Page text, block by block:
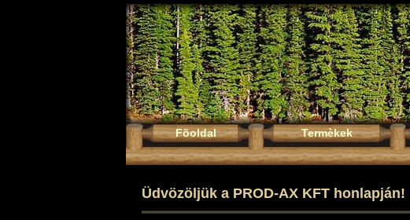
Fõoldal Termèkek
Üdvözöljük a PROD-AX KFT honlapján!